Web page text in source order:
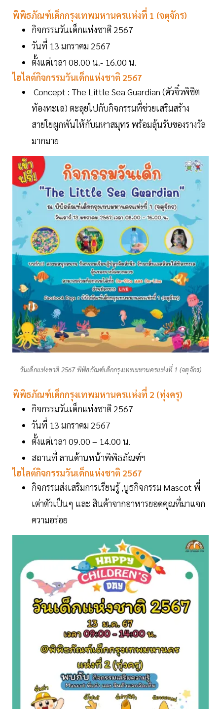
พิพิธภัณฑ์เด็กกรุงเทพมหานครแห่งที่ 1 (จตุจักร)
กิจกรรมวันเด็กแห่งชาติ 2567
วันที่ 13 มกราคม 2567
ตั้งแต่เวลา 08.00 น.- 16.00 น.
ไฮไลต์กิจกรรมวันเด็กแห่งชาติ 2567
Concept : The Little Sea Guardian (ตัวจิ๋วพิชิต
ท้องทะเล) ตะลุยไปกับกิจกรรมที่ช่วยเสริมสร้าง
สายใยผูกพันให้กับมหาสมุทร พร้อมลุ้นรับของรางวัล
มากมาย
วันเด็กแห่งชาติ 2567 พิพิธภัณฑ์เด็กกรุงเทพมหานครแห่งที่ 1 (จตุจักร)
พิพิธภัณฑ์เด็กกรุงเทพมหานครแห่งที่ 2 (ทุ่งครุ)
กิจกรรมวันเด็กแห่งชาติ 2567
วันที่ 13 มกราคม 2567
ตั้งแต่เวลา 09.00 – 14.00 น.
สถานที่ ลานด้านหน้าพิพิธภัณฑ์ฯ
ไฮไลต์กิจกรรมวันเด็กแห่งชาติ 2567
กิจกรรมส่งเสริมการเรียนรู้ ,บูธกิจกรรม Mascot พี่
เต่าตัวเป็นๆ และ สินค้าจากอาหารยอดคุณที่มาแจก
ความอร่อย